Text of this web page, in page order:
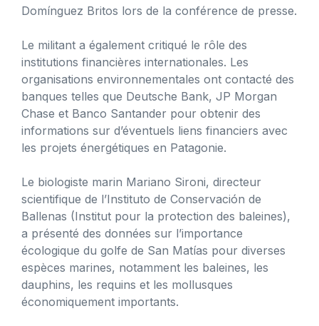
Domínguez Britos lors de la conférence de presse.
Le militant a également critiqué le rôle des
institutions financières internationales. Les
organisations environnementales ont contacté des
banques telles que Deutsche Bank, JP Morgan
Chase et Banco Santander pour obtenir des
informations sur d’éventuels liens financiers avec
les projets énergétiques en Patagonie.
Le biologiste marin Mariano Sironi, directeur
scientifique de l’Instituto de Conservación de
Ballenas (Institut pour la protection des baleines),
a présenté des données sur l’importance
écologique du golfe de San Matías pour diverses
espèces marines, notamment les baleines, les
dauphins, les requins et les mollusques
économiquement importants.